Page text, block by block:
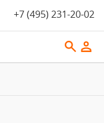
+7 (495) 231-20-02